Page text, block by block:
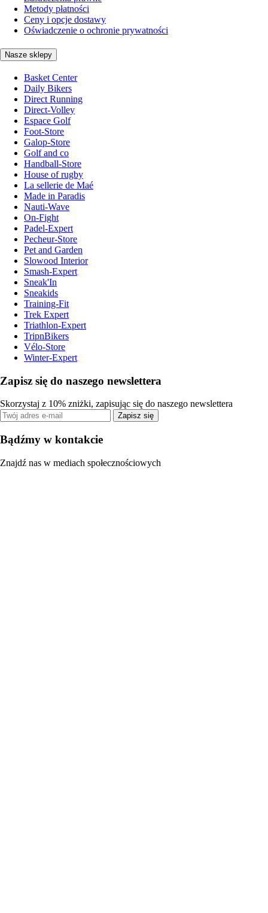
Metody płatności
Ceny i opcje dostawy
Oświadczenie o ochronie prywatności
Nasze sklepy
Basket Center
Daily Bikers
Direct Running
Direct-Volley
Espace Golf
Foot-Store
Galop-Store
Golf and co
Handball-Store
House of rugby
La sellerie de Maé
Made in Paradis
Nauti-Wave
On-Fight
Padel-Expert
Pecheur-Store
Pet and Garden
Slowood Interior
Smash-Expert
Sneak'In
Sneakids
Training-Fit
Trek Expert
Triathlon-Expert
TripnBikers
Vélo-Store
Winter-Expert
Zapisz się do naszego newslettera
Skorzystaj z 10% zniżki, zapisując się do naszego newslettera
Zapisz się
Bądźmy w kontakcie
Znajdź nas w mediach społecznościowych